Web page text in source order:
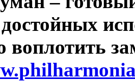
воплотить